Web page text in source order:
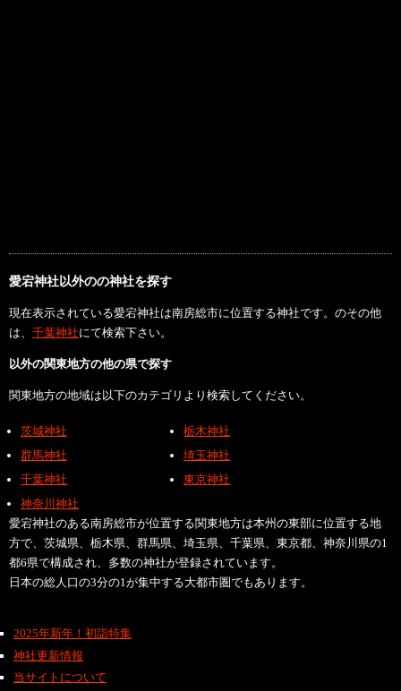
愛宕神社以外のの神社を探す
現在表示されている愛宕神社は南房総市に位置する神社です。のその他
は、 千葉神社にて検索下さい。
以外の関東地方の他の県で探す
関東地方の地域は以下のカテゴリより検索してください。
茨城神社
栃木神社
群馬神社
埼玉神社
千葉神社
東京神社
神奈川神社
愛宕神社のある南房総市が位置する関東地方は本州の東部に位置する地
方で、茨城県、栃木県、群馬県、埼玉県、千葉県、東京都、神奈川県の1
都6県で構成され、多数の神社が登録されています。
日本の総人口の3分の1が集中する大都市圏でもあります。
2025年新年！初詣特集
神社更新情報
当サイトについて